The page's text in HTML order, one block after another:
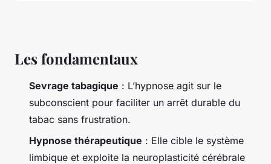
Les fondamentaux
Sevrage tabagique : L’hypnose agit sur le
subconscient pour faciliter un arrêt durable du
tabac sans frustration.
Hypnose thérapeutique : Elle cible le système
limbique et exploite la neuroplasticité cérébrale